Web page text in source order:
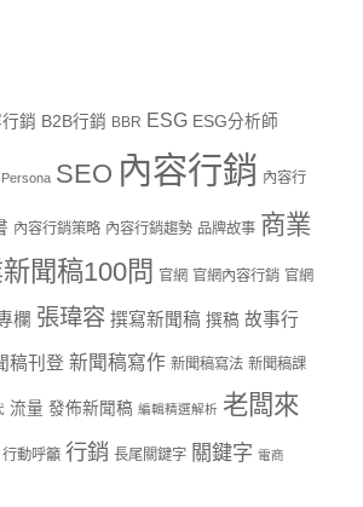
銷 B2B行銷 BBR ESG ESG分析師
Persona SEO 內容行銷 內容行
內容行銷策略 內容行銷趨勢 品牌故事 商業
聞稿100問 官網 官網內容行銷 官網
欄 張瑋容 撰寫新聞稿 撰稿 故事行
稿刊登 新聞稿寫作 新聞稿寫法 新聞稿課
流量 發佈新聞稿 編輯精選解析 老闆來
行動呼籲 行銷 長尾關鍵字 關鍵字 電商